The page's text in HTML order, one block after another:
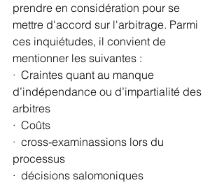
prendre en considération pour se
mettre d'accord sur l'arbitrage. Parmi
ces inquiétudes, il convient de
mentionner les suivantes :
·  Craintes quant au manque
d’indépendance ou d’impartialité des
arbitres
·  Coûts
·  cross-examinassions lors du
processus
·  décisions salomoniques